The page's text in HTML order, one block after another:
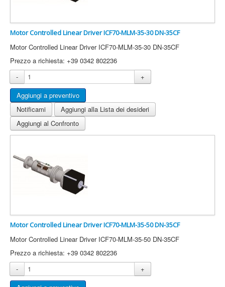
Motor Controlled Linear Driver ICF70-MLM-35-30 DN-35CF
Motor Controlled Linear Driver ICF70-MLM-35-30 DN-35CF
Prezzo a richiesta: +39 0342 802236
-
+
Notificami
Aggiungi alla Lista dei desideri
Aggiungi al Confronto
Motor Controlled Linear Driver ICF70-MLM-35-50 DN-35CF
Motor Controlled Linear Driver ICF70-MLM-35-50 DN-35CF
Prezzo a richiesta: +39 0342 802236
-
+